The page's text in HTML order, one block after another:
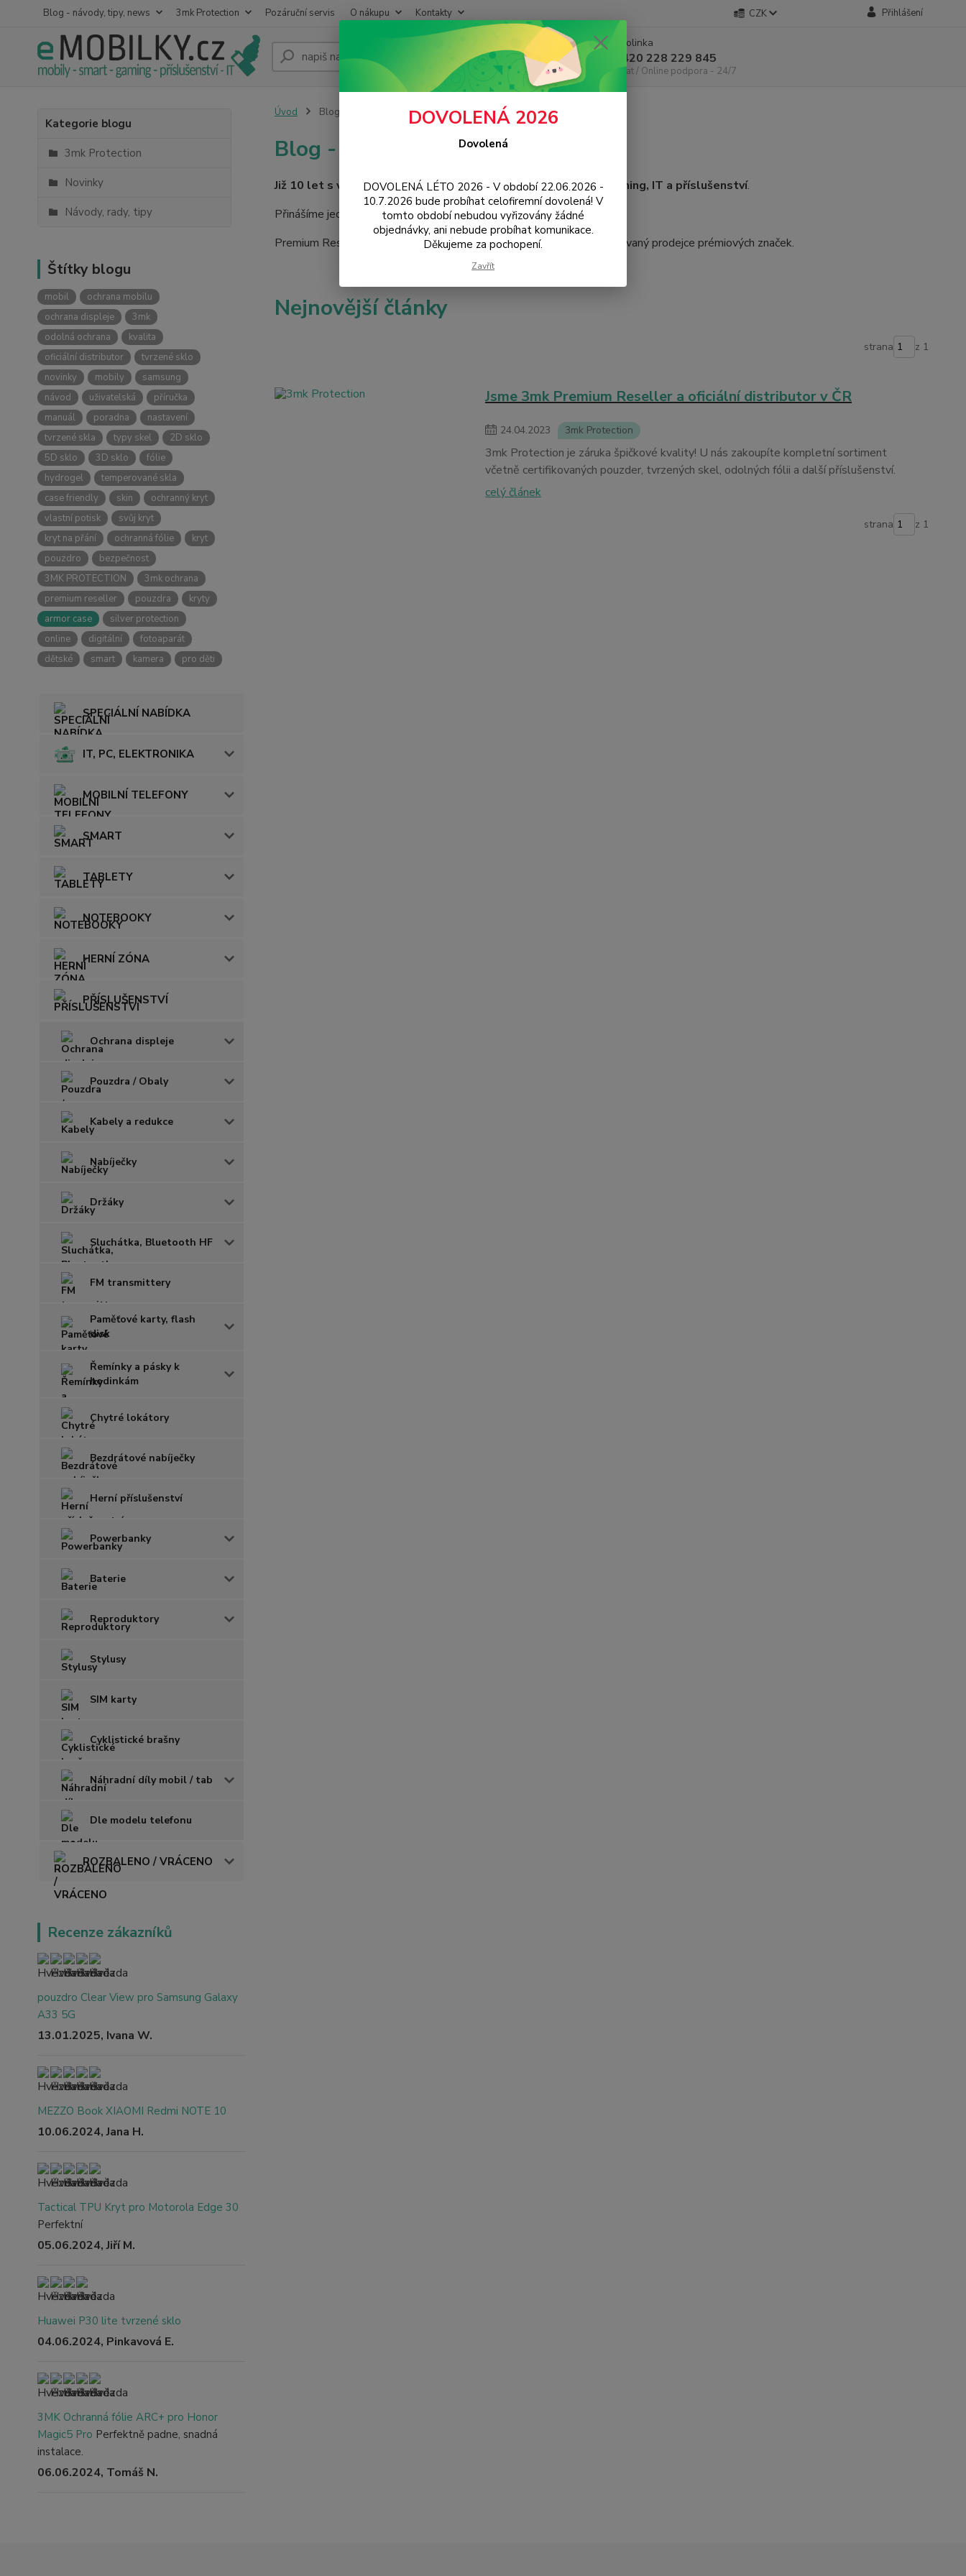
Blog - návody, tipy, news 3mk Protection Pozáruční servis O nákupu Kontakty CZK Přihlášení
Hledat
Infolinka
+420 228 229 845
Chat / Online podpora - 24/7
Kategorie blogu
3mk Protection
Novinky
Návody, rady, tipy
Štítky blogu
mobil
ochrana mobilu
ochrana displeje
3mk
odolná ochrana
kvalita
oficiální distributor
tvrzené sklo
novinky
mobily
samsung
návod
uživatelská
příručka
manuál
poradna
nastavení
tvrzené skla
typy skel
2D sklo
5D sklo
3D sklo
fólie
hydrogel
temperované skla
case friendly
skin
ochranný kryt
vlastní potisk
svůj kryt
kryt na přání
ochranná fólie
kryt
pouzdro
bezpečnost
3MK PROTECTION
3mk ochrana
premium reseller
pouzdra
kryty
armor case
silver protection
online
digitální
fotoaparát
dětské
smart kamera pro děti
SPECIÁLNÍ NABÍDKA
IT, PC, ELEKTRONIKA
MOBILNÍ TELEFONY
SMART
TABLETY
NOTEBOOKY
HERNÍ ZÓNA
PŘÍSLUŠENSTVÍ
Ochrana displeje
Pouzdra / Obaly
Kabely a redukce
Nabíječky
Držáky
Sluchátka, Bluetooth HF
FM transmittery
Paměťové karty, flash
disk
Řemínky a pásky k
hodinkám
Chytré lokátory
Bezdrátové nabíječky
Herní příslušenství
Powerbanky
Baterie
Reproduktory
Stylusy
SIM karty
Cyklistické brašny
Náhradní díly mobil / tab
Dle modelu telefonu
ROZBALENO / VRÁCENO
Recenze zákazníků
pouzdro Clear View pro Samsung Galaxy
A33 5G
13.01.2025, Ivana W.
MEZZO Book XIAOMI Redmi NOTE 10
10.06.2024, Jana H.
Tactical TPU Kryt pro Motorola Edge 30
Perfektní
05.06.2024, Jiří M.
Huawei P30 lite tvrzené sklo
04.06.2024, Pinkavová E.
3MK Ochranná fólie ARC+ pro Honor
Magic5 Pro Perfektně padne, snadná
instalace.
06.06.2024, Tomáš N.
Úvod Blog - návody, tipy, news
Blog - návody, tipy, news
Již 10 let s vámi, specialisté na mobily, chytrou elektroniku, gaming, IT a příslušenství.
Přinášíme jednu novinku za druhou. Návody a tipy k vašemu zařízení.
Premium Reseller a distributor 3mk Protection pro ČR a EU. Autorizovaný prodejce prémiových značek.
Nejnovější články
strana z 1
Jsme 3mk Premium Reseller a oficiální distributor v ČR
24.04.2023 3mk Protection
3mk Protection je záruka špičkové kvality! U nás zakoupíte kompletní sortiment
včetně certifikovaných pouzder, tvrzených skel, odolných fólii a další příslušenství.
celý článek
strana z 1
DOVOLENÁ 2026
Dovolená
DOVOLENÁ LÉTO 2026 - V období 22.06.2026 -
10.7.2026 bude probíhat celofiremní dovolená! V
tomto období nebudou vyřizovány žádné
objednávky, ani nebude probíhat komunikace.
Děkujeme za pochopení.
Zavřít